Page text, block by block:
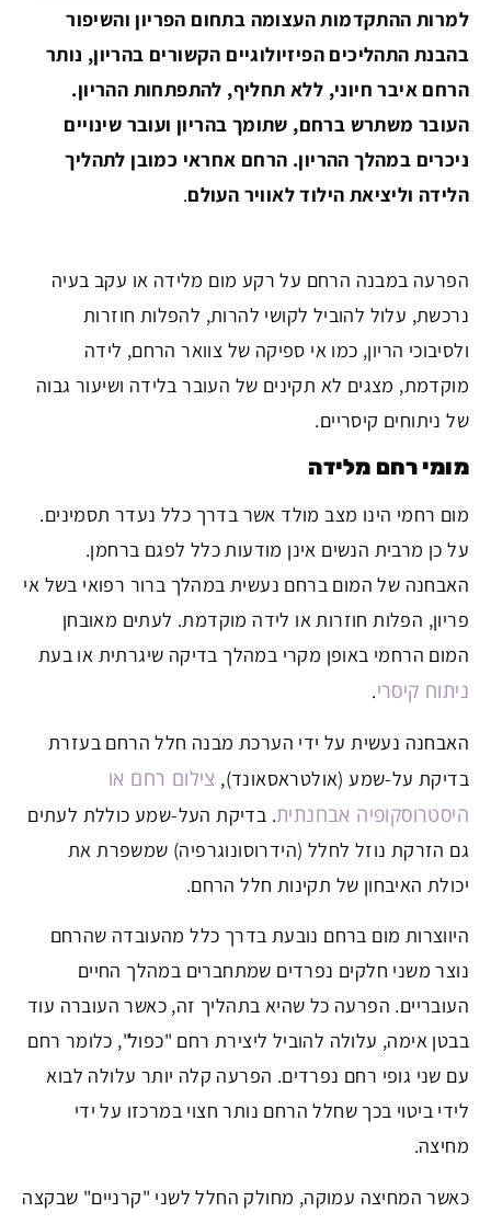
למרות ההתקדמות העצומה בתחום הפריון והשיפור
בהבנת התהליכים הפיזיולוגיים הקשורים בהריון, נותר
הרחם איבר חיוני, ללא תחליף, להתפתחות ההריון.
העובר משתרש ברחם, שתומך בהריון ועובר שינויים
ניכרים במהלך ההריון. הרחם אחראי כמובן לתהליך
הלידה וליציאת הילוד לאוויר העולם.
הפרעה במבנה הרחם על רקע מום מלידה או עקב בעיה
נרכשת, עלול להוביל לקושי להרות, להפלות חוזרות
ולסיבוכי הריון, כמו אי ספיקה של צוואר הרחם, לידה
מוקדמת, מצגים לא תקינים של העובר בלידה ושיעור גבוה
של ניתוחים קיסריים.
מומי רחם מלידה
מום רחמי הינו מצב מולד אשר בדרך כלל נעדר תסמינים.
על כן מרבית הנשים אינן מודעות כלל לפגם ברחמן.
האבחנה של המום ברחם נעשית במהלך ברור רפואי בשל אי
פריון, הפלות חוזרות או לידה מוקדמת. לעתים מאובחן
המום הרחמי באופן מקרי במהלך בדיקה שיגרתית או בעת
ניתוח קיסרי.
האבחנה נעשית על ידי הערכת מבנה חלל הרחם בעזרת
בדיקת על-שמע (אולטראסאונד), צילום רחם או
היסטרוסקופיה אבחנתית. בדיקת העל-שמע כוללת לעתים
גם הזרקת נוזל לחלל (הידרוסונוגרפיה) שמשפרת את
יכולת האיבחון של תקינות חלל הרחם.
היווצרות מום ברחם נובעת בדרך כלל מהעובדה שהרחם
נוצר משני חלקים נפרדים שמתחברים במהלך החיים
העובריים. הפרעה כל שהיא בתהליך זה, כאשר העוברה עוד
בבטן אימה, עלולה להוביל ליצירת רחם "כפול", כלומר רחם
עם שני גופי רחם נפרדים. הפרעה קלה יותר עלולה לבוא
לידי ביטוי בכך שחלל הרחם נותר חצוי במרכזו על ידי
מחיצה.
כאשר המחיצה עמוקה, מחולק החלל לשני "קרניים" שבקצה